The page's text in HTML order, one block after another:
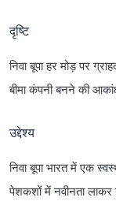
दृष्टि
निवा बूपा हर मोड़ पर
बीमा कंपनी बनने की
उद्देश्य
निवा बूपा भारत में एक
पेशकशों में नवीनता लाकर